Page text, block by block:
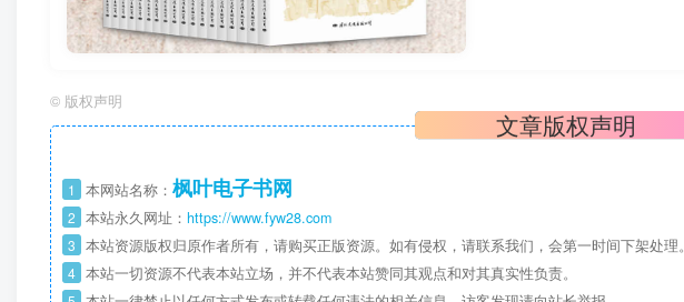
© 版权声明
文章版权声明
1 本网站名称： 枫叶电子书网
2 本站永久网址： https://www.fyw28.com
3 本站资源版权归原作者所有，请购买正版资源。如有侵权，请联系我们，会第一时间下架处理。
4 本站一切资源不代表本站立场，并不代表本站赞同其观点和对其真实性负责。